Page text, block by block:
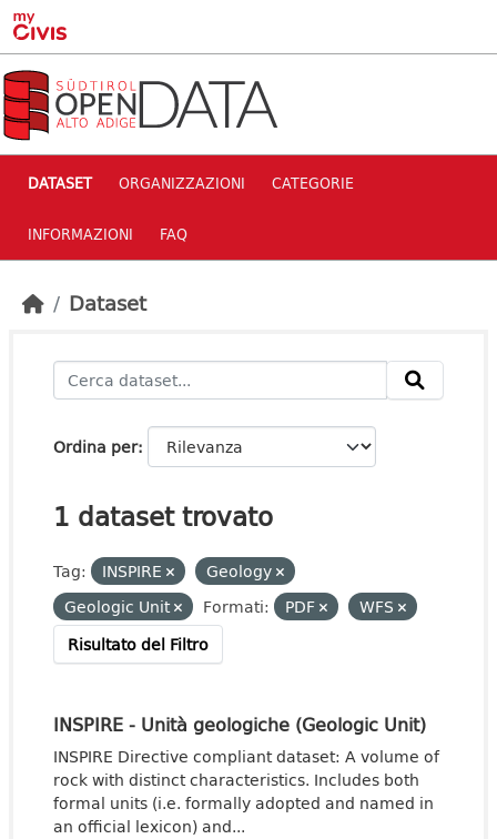
Skip to main content
DATASET ORGANIZZAZIONI CATEGORIE
INFORMAZIONI FAQ
Dataset
Ordina per
1 dataset trovato
Tag: INSPIRE
Geology
Geologic Unit
Formati: PDF
WFS
Risultato del Filtro
INSPIRE - Unità geologiche (Geologic Unit)
INSPIRE Directive compliant dataset: A volume of
rock with distinct characteristics. Includes both
formal units (i.e. formally adopted and named in
an official lexicon) and...